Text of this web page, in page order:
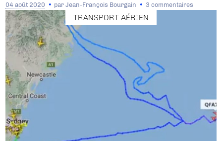
04 août 2020 parJean-François Bourgain 3 commentaires
TRANSPORT AÉRIEN